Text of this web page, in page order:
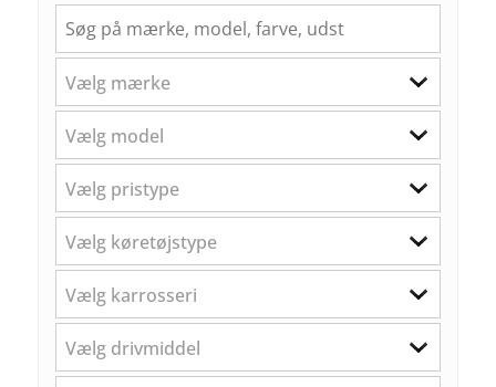
Vælg mærke
Vælg model
Vælg pristype
Vælg køretøjstype
Vælg karrosseri
Vælg drivmiddel